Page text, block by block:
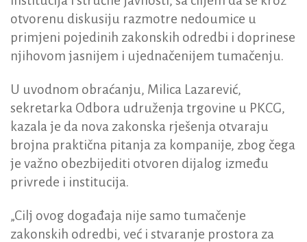
otvorenu diskusiju razmotre nedoumice u
primjeni pojedinih zakonskih odredbi i doprinese
njihovom jasnijem i ujednačenijem tumačenju.
U uvodnom obraćanju, Milica Lazarević,
sekretarka Odbora udruženja trgovine u PKCG,
kazala je da nova zakonska rješenja otvaraju
brojna praktična pitanja za kompanije, zbog čega
je važno obezbijediti otvoren dijalog između
privrede i institucija.
„Cilj ovog događaja nije samo tumačenje
zakonskih odredbi, već i stvaranje prostora za